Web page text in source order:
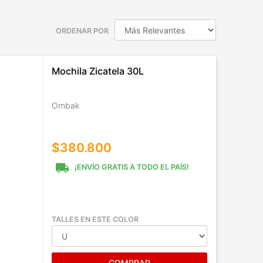
ORDENAR POR
Mochila Zicatela 30L
Ombak
$380.800
local_shipping ¡ENVÍO GRATIS A TODO EL PAÍS!
TALLES EN ESTE COLOR